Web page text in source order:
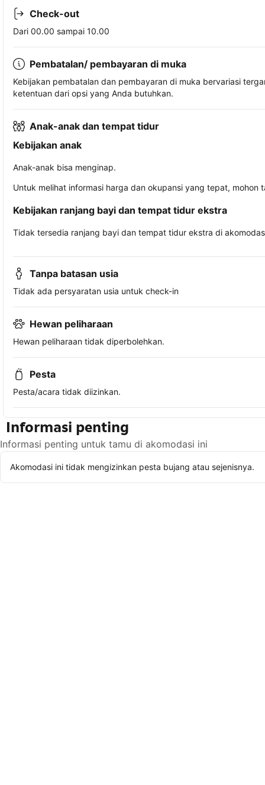
Check-out
Dari 00.00 sampai 10.00
Pembatalan/ pembayaran di muka
Kebijakan pembatalan dan pembayaran di muka bervariasi
ketentuan dari opsi yang Anda butuhkan.
Anak-anak dan tempat tidur
Kebijakan anak
Anak-anak bisa menginap.
Untuk melihat informasi harga dan okupansi yang tepat,
Kebijakan ranjang bayi dan tempat tidur ekstra
Tidak tersedia ranjang bayi dan tempat tidur ekstra di
Tanpa batasan usia
Tidak ada persyaratan usia untuk check-in
Hewan peliharaan
Hewan peliharaan tidak diperbolehkan.
Pesta
Pesta/acara tidak diizinkan.
Informasi penting
Informasi penting untuk tamu di akomodasi ini
Akomodasi ini tidak mengizinkan pesta bujang atau sejenisnya.